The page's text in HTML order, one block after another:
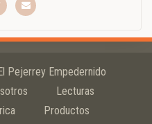
El Pejerrey Empedernido
Lecturas
Productos